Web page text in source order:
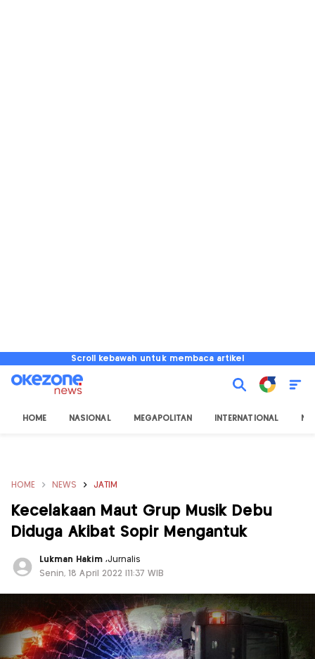
Scroll kebawah untuk membaca artikel
HOME NASIONAL MEGAPOLITAN INTERNATIONAL
HOME NEWS JATIM
Kecelakaan Maut Grup Musik Debu
Diduga Akibat Sopir Mengantuk
Lukman Hakim ,Jurnalis
Senin, 18 April 2022 |11:37 WIB